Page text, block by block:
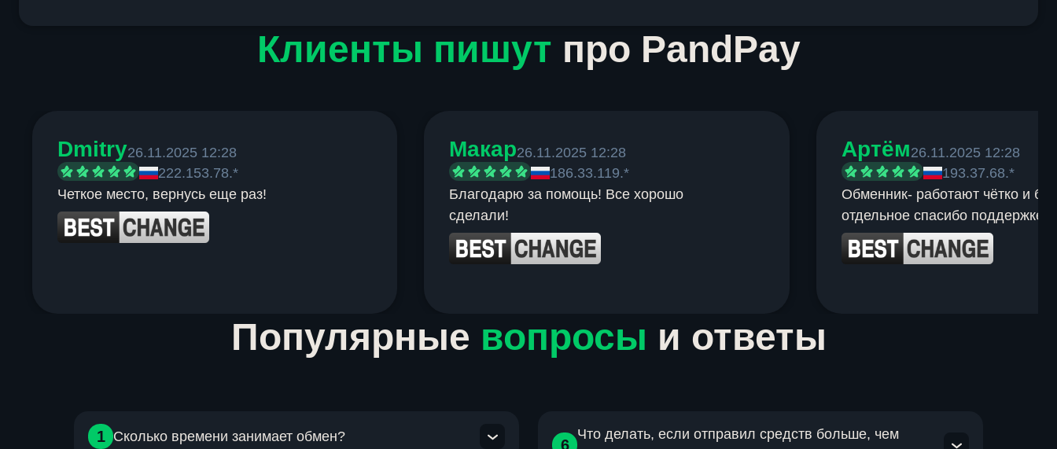
Клиенты пишут про PandPay
Dmitry26.11.2025 12:28
222.153.78.*
Четкое место, вернусь еще раз!
Макар26.11.2025 12:28
186.33.119.*
Благодарю за помощь! Все хорошо
сделали!
Артём26.11.2025 12:28
193.37.68.*
Обменник- работают чётко и
отдельное спасибо поддержке.
Популярные вопросы и ответы
1 Сколько времени занимает обмен?
6
Что делать, если отправил средств больше, чем